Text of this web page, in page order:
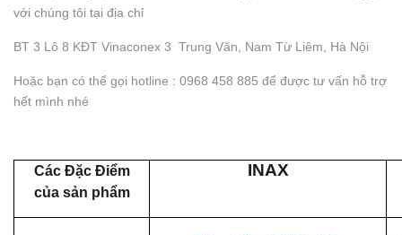
với chúng tôi tại địa chỉ
BT 3 Lô 8 KĐT Vinaconex 3 Trung Văn, Nam Từ Liêm, Hà Nội
Hoặc bạn có thể gọi hotline : 0968 458 885 để được tư vấn hỗ trợ
hết mình nhé
Các Đặc Điểm
của sản phẩm
INAX